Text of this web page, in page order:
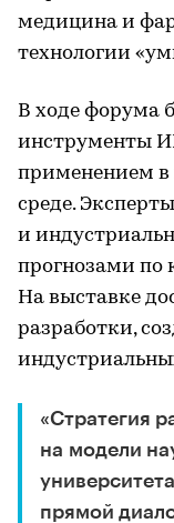
медицина и
технологии
В ходе форума
инструменты
применением в
среде.
и
прогнозами по
На выставке
разработки,
«Стратегия
на модели
прямой